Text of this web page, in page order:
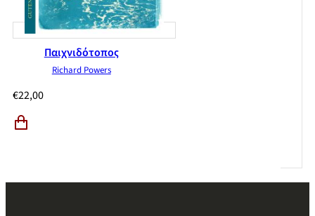
Παιχνιδότοπος
Richard Powers
€22,00